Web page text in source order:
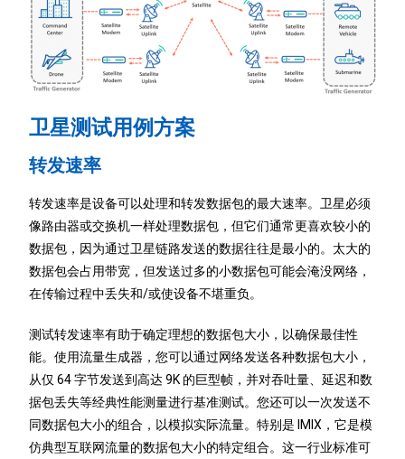
卫星测试用例方案
转发速率
转发速率是设备可以处理和转发数据包的最大速率。卫星必须
像路由器或交换机一样处理数据包，但它们通常更喜欢较小的
数据包，因为通过卫星链路发送的数据往往是最小的。太大的
数据包会占用带宽，但发送过多的小数据包可能会淹没网络，
在传输过程中丢失和/或使设备不堪重负。
测试转发速率有助于确定理想的数据包大小，以确保最佳性
能。使用流量生成器，您可以通过网络发送各种数据包大小，
从仅 64 字节发送到高达 9K 的巨型帧，并对吞吐量、延迟和数
据包丢失等经典性能测量进行基准测试。您还可以一次发送不
同数据包大小的组合，以模拟实际流量。特别是 IMIX，它是模
仿典型互联网流量的数据包大小的特定组合。这一行业标准可